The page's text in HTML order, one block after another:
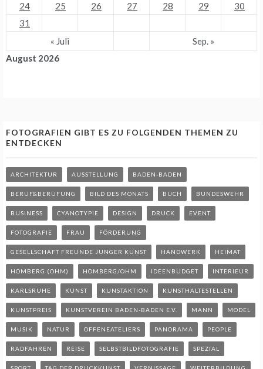
August 2026
24
25 26 27 28 29
30
31
« Juli
Sep. »
FOTOGRAFIEN GIBT ES ZU FOLGENDEN THEMEN ZU
ENTDECKEN
ARCHITEKTUR AUSSTELLUNG BADEN-BADEN
BERUF&BERUFUNG BILD DES MONATS BUCH BUNDESWEHR
BUSINESS CYANOTYPIE DESIGN DRUCK EVENT
FOTOGRAFIE FRAU FÖRDERUNG
GESELLSCHAFT FREUNDE JUNGER KUNST HANDWERK HEIMAT
HOMBERG (OHM) HOMBERG/OHM IDEENBUDGET INTERIEUR
KARLSRUHE KUNST KUNSTAKTION KUNSTHALTESTELLEN
KUNSTPREIS KUNSTVEREIN BADEN-BADEN E.V. MANN MODEL
MUSIK NATUR OFFENEATELIERS PANORAMA PEOPLE
RADFAHREN REISE SELBSTBILDFOTOGRAFIE SPEZIAL